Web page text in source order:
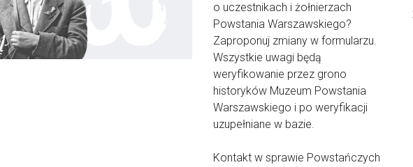
o uczestnikach i żołnierzach
Powstania Warszawskiego?
Zaproponuj zmiany w formularzu.
Wszystkie uwagi będą
weryfikowanie przez grono
historyków Muzeum Powstania
Warszawskiego i po weryfikacji
uzupełniane w bazie.
Kontakt w sprawie Powstańczych